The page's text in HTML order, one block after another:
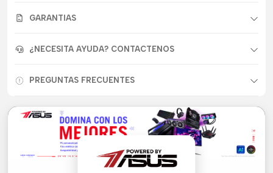
GARANTIAS
¿NECESITA AYUDA? CONTACTENOS
PREGUNTAS FRECUENTES